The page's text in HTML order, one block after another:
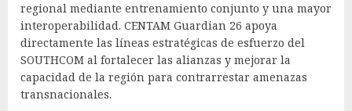
regional mediante entrenamiento conjunto y una mayor
interoperabilidad. CENTAM Guardian 26 apoya
directamente las líneas estratégicas de esfuerzo del
SOUTHCOM al fortalecer las alianzas y mejorar la
capacidad de la región para contrarrestar amenazas
transnacionales.